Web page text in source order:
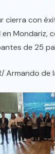
cierra con
en Mondariz,
de 25
Armando de